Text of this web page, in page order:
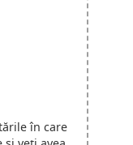
în care